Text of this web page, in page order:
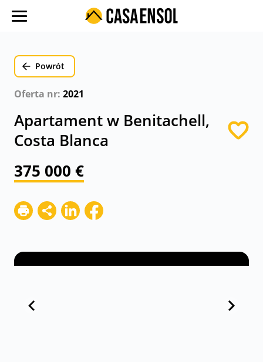
Oferty w regionach
Ulubione oferty
Koszty
Kontakt
Powrót
Oferta nr: 2021
Apartament w Benitachell,
Costa Blanca
375 000 €